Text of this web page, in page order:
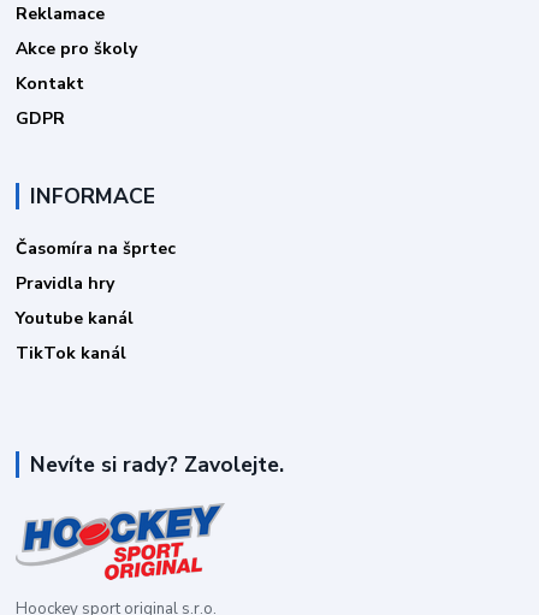
Reklamace
Akce pro školy
Kontakt
GDPR
INFORMACE
Časomíra na šprtec
Pravidla hry
Youtube kanál
TikTok kanál
Nevíte si rady? Zavolejte.
Hoockey sport original s.r.o.